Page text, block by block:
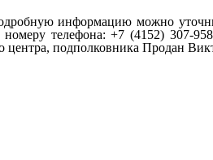
информацию можно
телефона: +7 (4152) 307-
центра, подполковника Продан